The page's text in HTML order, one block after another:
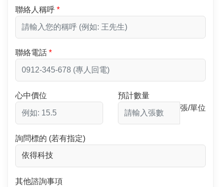
聯絡人稱呼
聯絡電話
心中價位
預計數量
張/單位
詢問標的 (若有指定)
其他諮詢事項